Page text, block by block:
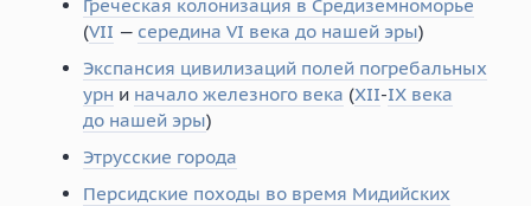
Греческая колонизация в Средиземноморье
(VII — середина VI века до нашей эры)
Экспансия цивилизаций полей погребальных
урн и начало железного века (XII-IX века
до нашей эры)
Этрусские города
Персидские походы во время Мидийских